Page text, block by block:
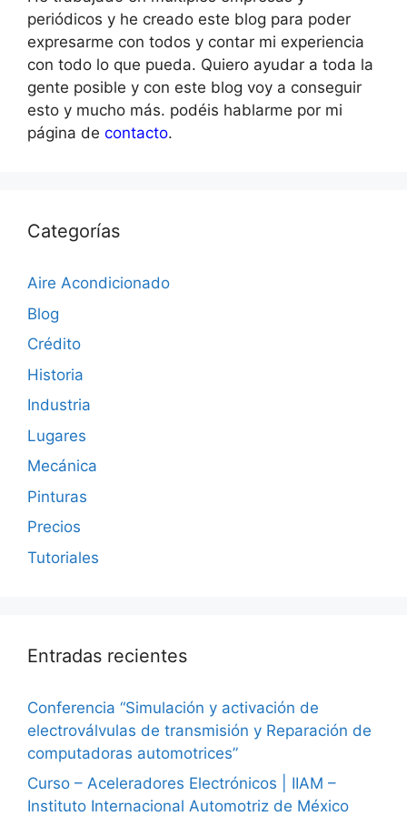
periódicos y he creado este blog para poder
expresarme con todos y contar mi experiencia
con todo lo que pueda. Quiero ayudar a toda la
gente posible y con este blog voy a conseguir
esto y mucho más. podéis hablarme por mi
página de contacto.
Categorías
Aire Acondicionado
Blog
Crédito
Historia
Industria
Lugares
Mecánica
Pinturas
Precios
Tutoriales
Entradas recientes
Conferencia “Simulación y activación de
electroválvulas de transmisión y Reparación de
computadoras automotrices”
Curso – Aceleradores Electrónicos | IIAM –
Instituto Internacional Automotriz de México